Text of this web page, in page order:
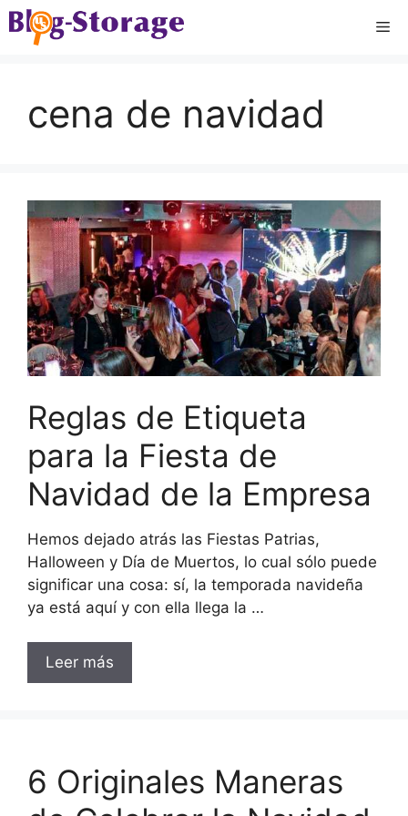
Saltar
al
cena de navidad
Reglas de Etiqueta
para la Fiesta de
Navidad de la Empresa
Hemos dejado atrás las Fiestas Patrias,
Halloween y Día de Muertos, lo cual sólo puede
significar una cosa: sí, la temporada navideña
ya está aquí y con ella llega la …
Leer más
6 Originales Maneras